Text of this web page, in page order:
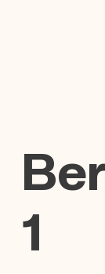
1